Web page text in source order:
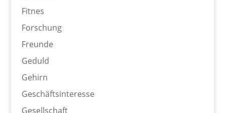
Fitnes
Forschung
Freunde
Geduld
Gehirn
Geschäftsinteresse
Gesellschaft